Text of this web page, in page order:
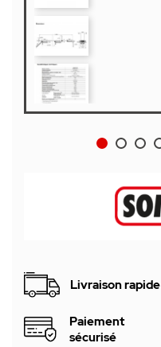
Livraison rapide
Paiement
sécurisé